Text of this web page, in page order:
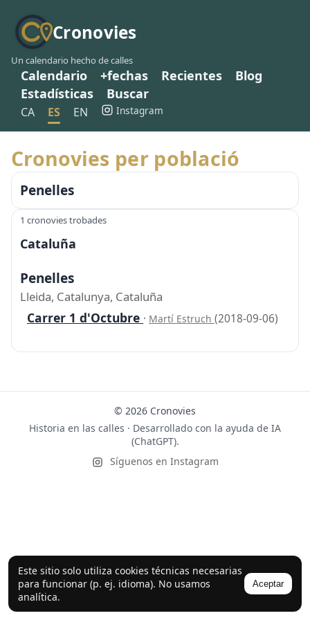
Cronovies
Un calendario hecho de calles
Calendario +fechas Recientes
Blog
Estadísticas
Buscar
CA ES EN Instagram
Este sitio solo utiliza cookies técnicas necesarias
para funcionar (p. ej. idioma). No usamos
analítica.
Aceptar
Cronovies per població
Penelles
1 cronovies trobades
Cataluña
Penelles
Lleida, Catalunya, Cataluña
Carrer 1 d'Octubre · Martí Estruch (2018-09-06)
© 2026 Cronovies
Historia en las calles · Desarrollado con la ayuda de IA
(ChatGPT).
Síguenos en Instagram